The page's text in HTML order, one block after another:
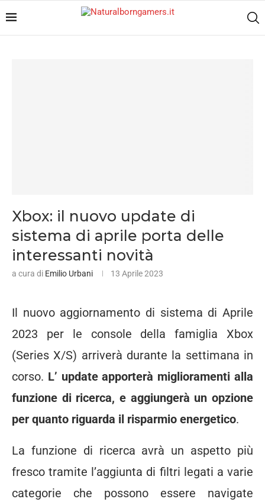
Xbox: il nuovo update di
sistema di aprile porta delle
interessanti novità
a cura di Emilio Urbani 13 Aprile 2023
Il nuovo aggiornamento di sistema di Aprile
2023 per le console della famiglia Xbox
(Series X/S) arriverà durante la settimana in
corso. L’ update apporterà miglioramenti alla
funzione di ricerca, e aggiungerà un opzione
per quanto riguarda il risparmio energetico.
La funzione di ricerca avrà un aspetto più
fresco tramite l’aggiunta di filtri legati a varie
categorie che possono essere navigate